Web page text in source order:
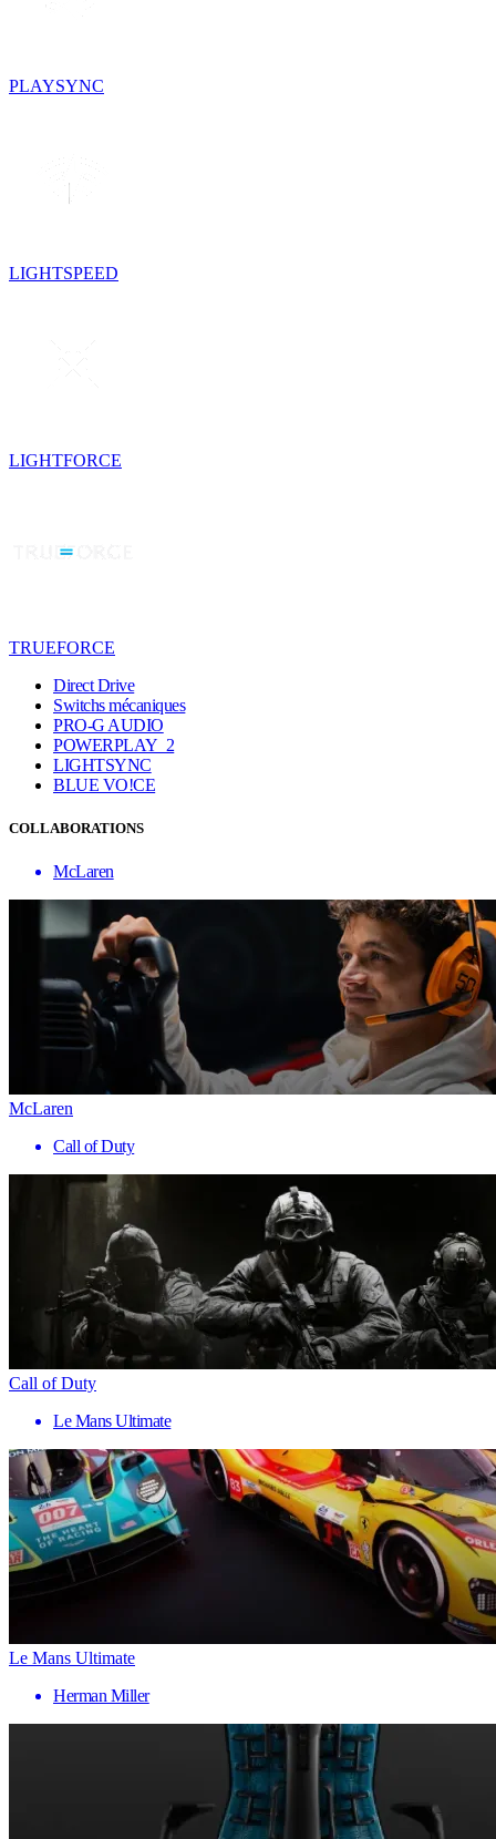
PLAYSYNC
LIGHTSPEED
LIGHTFORCE
TRUEFORCE
Direct Drive
Switchs mécaniques
PRO-G AUDIO
POWERPLAY 2
LIGHTSYNC
BLUE VO!CE
COLLABORATIONS
McLaren
McLaren
Call of Duty
Call of Duty
Le Mans Ultimate
Le Mans Ultimate
Herman Miller